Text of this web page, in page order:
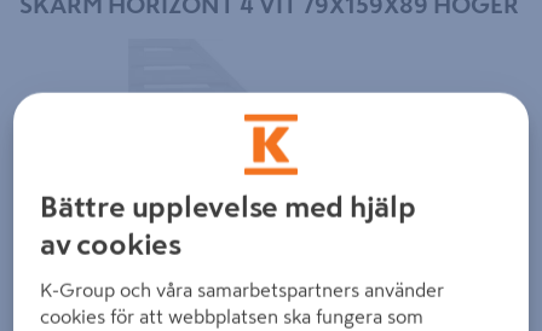
SKÄRM HORIZONT 4 VIT 79X159X89 HÖGER
Bättre upplevelse med hjälp
av cookies
K-Group och våra samarbetspartners använder
cookies för att webbplatsen ska fungera som